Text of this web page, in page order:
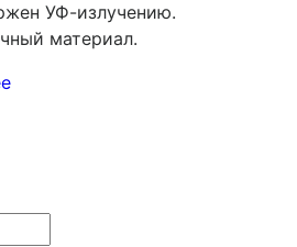
УФ-излучению.
материал.